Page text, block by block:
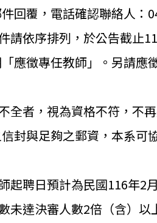
回覆，電話確認聯絡人：
請依序排列， 於公告截止
應徵專任教師」。另請應
全者，視為資格不符，不
封與足夠之郵資，本系可
起聘日預計為民國116年2
未達決審人數2倍（含）以